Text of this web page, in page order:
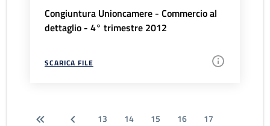
Congiuntura Unioncamere - Commercio al
dettaglio - 4° trimestre 2012
SCARICA FILE
13 14 15 16
17